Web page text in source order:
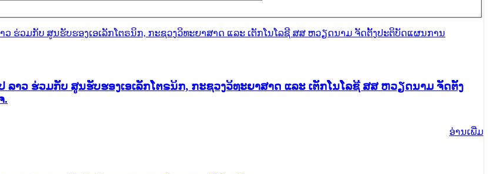
ລາວ ຮ່ວມກັບ ສູນຮັບຮອງເອເລັກໂຕຣນິກ, ກະຊວງວິທະຍາສາດ ແລະ ເຕັກໂນໂລຊີ ສສ ຫວຽດນາມ ຈັດຕັ້ງ
.
ອ່ານ​ເພີ່ມ